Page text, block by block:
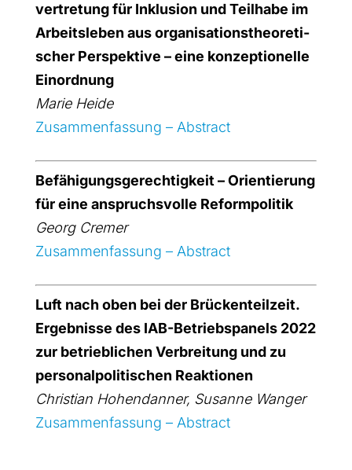
ver­tre­tung für Inklu­si­on und Teil­ha­be im
Arbeits­le­ben aus orga­ni­sa­ti­ons­theo­re­ti­
scher Per­spek­ti­ve – eine kon­zep­tio­nel­le
Ein­ord­nung
Marie Hei­de
Zusam­men­fas­sung – Abs­tract
Befä­hi­gungs­ge­rech­tig­keit – Ori­en­tie­rung
für eine anspruchs­vol­le Reform­po­li­tik
Georg Cremer
Zusam­men­fas­sung – Abs­tract
Luft nach oben bei der Brü­cken­teil­zeit.
Ergeb­nis­se des IAB-Betriebspa­nels 2022
zur betrieb­li­chen Ver­brei­tung und zu
per­so­nal­po­li­ti­schen Reak­tio­nen
Chris­ti­an Hohen­dan­ner, Susan­ne Wan­ger
Zusam­men­fas­sung – Abs­tract